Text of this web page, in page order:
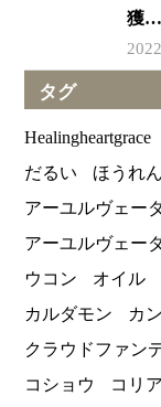
獲
タグ
Healingheartgrace
だるい
ほうれ
アーユルヴェー
アーユルヴェー
ウコン
オイル
カルダモン
カ
クラウドファン
コショウ
コリ